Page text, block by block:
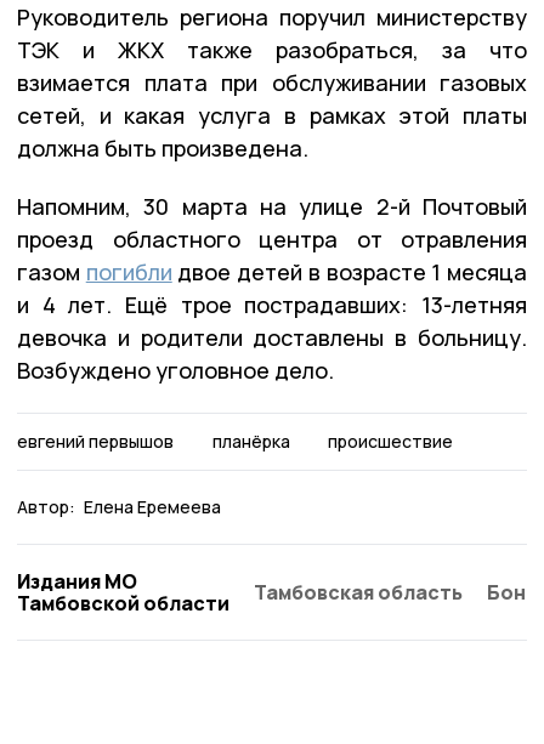
Руководитель региона поручил министерству
ТЭК и ЖКХ также разобраться, за что
взимается плата при обслуживании газовых
сетей, и какая услуга в рамках этой платы
должна быть произведена.
Напомним, 30 марта на улице 2-й Почтовый
проезд областного центра от отравления
газом погибли двое детей в возрасте 1 месяца
и 4 лет. Ещё трое пострадавших: 13-летняя
девочка и родители доставлены в больницу.
Возбуждено уголовное дело.
евгений первышов планёрка происшествие
Автор: Елена Еремеева
Издания МО
Тамбовской области
Тамбовская область